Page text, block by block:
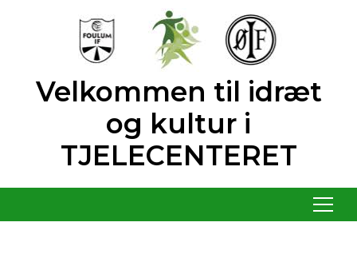
Velkommen til idræt
og kultur i
TJELECENTERET
Menu